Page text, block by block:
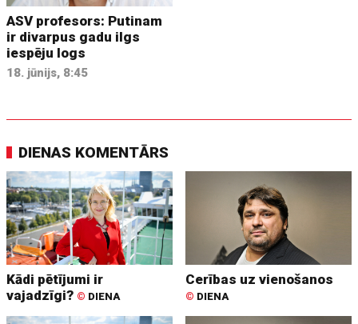
ASV profesors: Putinam
ir divarpus gadu ilgs
iespēju logs
18. jūnijs, 8:45
DIENAS KOMENTĀRS
Kādi pētījumi ir
vajadzīgi? © DIENA
Cerības uz vienošanos
© DIENA